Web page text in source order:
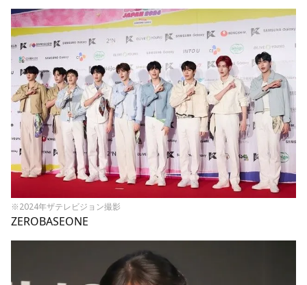
※2024年ザテレビジョン撮影
ZEROBASEONE